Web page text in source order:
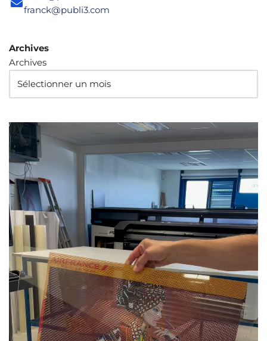
franck@publi3.com
Archives
Archives